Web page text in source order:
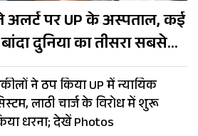
अलर्ट पर UP के अस्पताल, कई
दुनिया का तीसरा सबसे
ने ठप किया UP में न्यायिक
लाठी चार्ज के विरोध में शुरू
धरना; देखें Photos